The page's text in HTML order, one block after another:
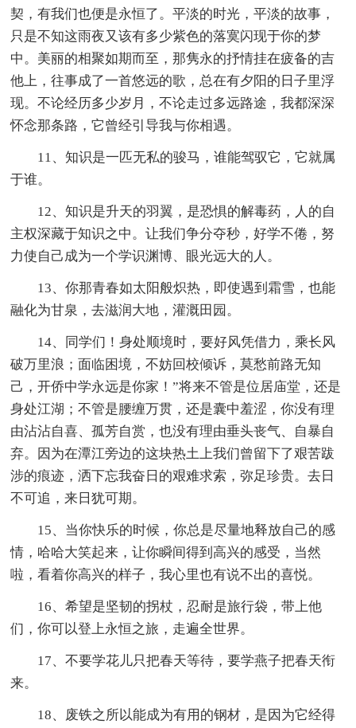
契，有我们也便是永恒了。平淡的时光，平淡的故事，
只是不知这雨夜又该有多少紫色的落寞闪现于你的梦
中。美丽的相聚如期而至，那隽永的抒情挂在疲备的吉
他上，往事成了一首悠远的歌，总在有夕阳的日子里浮
现。不论经历多少岁月，不论走过多远路途，我都深深
怀念那条路，它曾经引导我与你相遇。
11、知识是一匹无私的骏马，谁能驾驭它，它就属
于谁。
12、知识是升天的羽翼，是恐惧的解毒药，人的自
主权深藏于知识之中。让我们争分夺秒，好学不倦，努
力使自己成为一个学识渊博、眼光远大的人。
13、你那青春如太阳般炽热，即使遇到霜雪，也能
融化为甘泉，去滋润大地，灌溉田园。
14、同学们！身处顺境时，要好风凭借力，乘长风
破万里浪；面临困境，不妨回校倾诉，莫愁前路无知
己，开侨中学永远是你家！”将来不管是位居庙堂，还是
身处江湖；不管是腰缠万贯，还是囊中羞涩，你没有理
由沾沾自喜、孤芳自赏，也没有理由垂头丧气、自暴自
弃。因为在潭江旁边的这块热土上我们曾留下了艰苦跋
涉的痕迹，洒下忘我奋日的艰难求索，弥足珍贵。去日
不可追，来日犹可期。
15、当你快乐的时候，你总是尽量地释放自己的感
情，哈哈大笑起来，让你瞬间得到高兴的感受，当然
啦，看着你高兴的样子，我心里也有说不出的喜悦。
16、希望是坚韧的拐杖，忍耐是旅行袋，带上他
们，你可以登上永恒之旅，走遍全世界。
17、不要学花儿只把春天等待，要学燕子把春天衔
来。
18、废铁之所以能成为有用的钢材，是因为它经得